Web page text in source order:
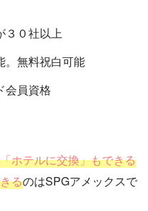
３０社以上
。無料祝白可能
会員資格
ホテルに交換」もできる
るのはSPGアメックスで